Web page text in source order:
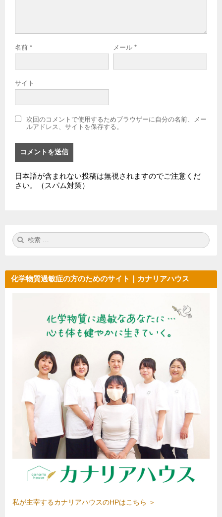
名前 * メール *
サイト
次回のコメントで使用するためブラウザーに自分の名前、メー
ルアドレス、サイトを保存する。
日本語が含まれない投稿は無視されますのでご注意くだ
さい。（スパム対策）
検
索:
化学物質過敏症の方のためのサイト｜カナリアハウス
私が主宰するカナリアハウスのHPはこちら ＞